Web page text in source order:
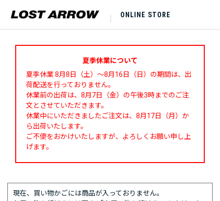
ONLINE STORE
夏季休業について
夏季休業 8月8日（土）～8月16日（日）の期間は、出
荷配送を行っておりません。
休業前の出荷は、8月7日（金）の午後3時までのご注
文とさせていただきます。
休業中にいただきましたご注文は、8月17日（月）か
ら出荷いたします。
ご不便をおかけいたしますが、よろしくお願い申し上
げます。
現在、買い物かごには商品が入っておりません。